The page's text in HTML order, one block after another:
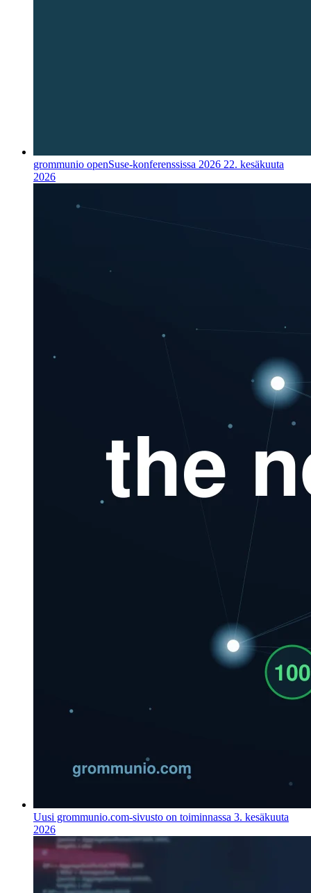
grommunio openSuse-konferenssissa 2026 22. kesäkuuta
2026
Uusi grommunio.com-sivusto on toiminnassa 3. kesäkuuta
2026